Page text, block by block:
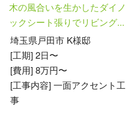
木の風合いを生かしたダイノ
ックシート張りでリビング...
埼玉県戸田市 K様邸
[工期] 2日〜
[費用] 8万円〜
[工事内容] 一面アクセント工
事